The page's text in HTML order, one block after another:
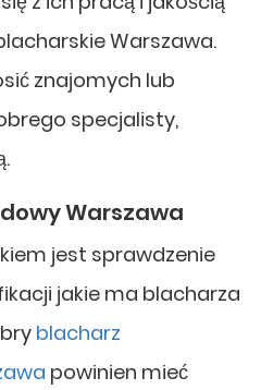
Warszawa.
znajomych lub
specjalisty,
Warszawa
jest sprawdzenie
jakie ma blacharza
blacharz
powinien mieć